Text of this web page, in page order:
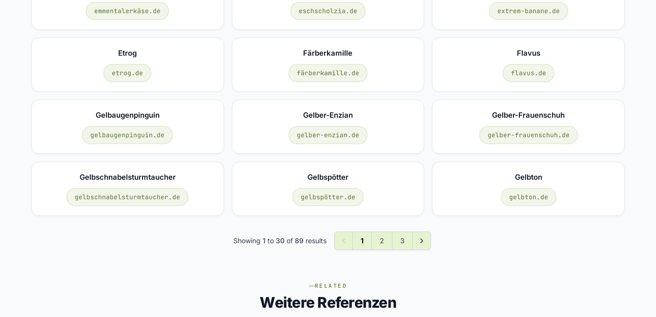
emmentalerkäse.de eschscholzia.de extrem-banane.de
Etrog
etrog.de
Färberkamille
färberkamille.de
Flavus
flavus.de
Gelbaugenpinguin
gelbaugenpinguin.de
Gelber-Enzian
gelber-enzian.de
Gelber-Frauenschuh
gelber-frauenschuh.de
Gelbschnabelsturmtaucher
gelbschnabelsturmtaucher.de
Gelbspötter
gelbspötter.de
Gelbton
gelbton.de
Showing 1 to 30of 89 results 1 2 3
RELATED
Weitere Referenzen